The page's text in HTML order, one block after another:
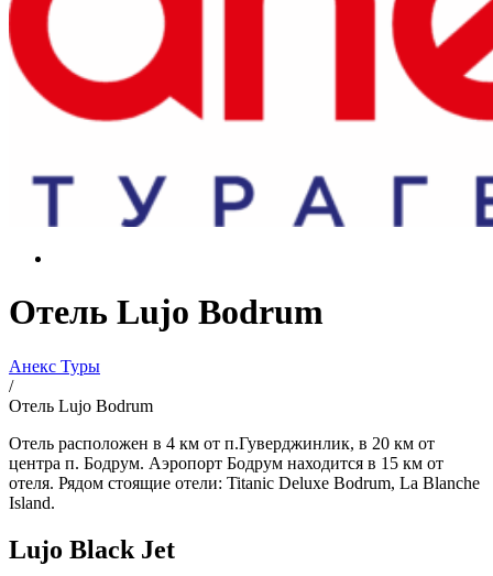
Отель Lujo Bodrum
Анекс Туры
/
Отель Lujo Bodrum
Отель расположен в 4 км от п.Гуверджинлик, в 20 км от
центра п. Бодрум. Аэропорт Бодрум находится в 15 км от
отеля. Рядом стоящие отели: Titanic Deluxe Bodrum, La Blanche
Island.
Lujo Black Jet